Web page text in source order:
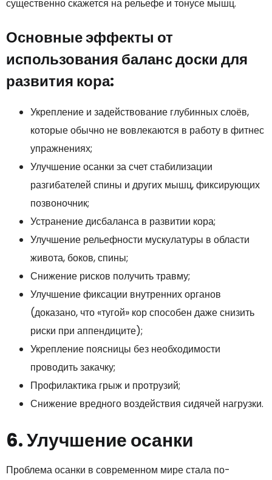
существенно скажется на рельефе и тонусе мышц.
Основные эффекты от
использования баланс доски для
развития кора:
Укрепление и задействование глубинных слоёв,
которые обычно не вовлекаются в работу в фитнес
упражнениях;
Улучшение осанки за счет стабилизации
разгибателей спины и других мышц, фиксирующих
позвоночник;
Устранение дисбаланса в развитии кора;
Улучшение рельефности мускулатуры в области
живота, боков, спины;
Снижение рисков получить травму;
Улучшение фиксации внутренних органов
(доказано, что «тугой» кор способен даже снизить
риски при аппендиците);
Укрепление поясницы без необходимости
проводить закачку;
Профилактика грыж и протрузий;
Снижение вредного воздействия сидячей нагрузки.
6. Улучшение осанки
Проблема осанки в современном мире стала по-